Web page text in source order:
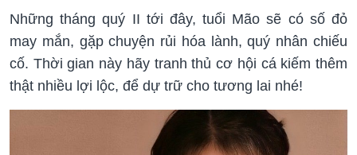
Những tháng quý II tới đây, tuổi Mão sẽ có số đỏ
may mắn, gặp chuyện rủi hóa lành, quý nhân chiếu
cố. Thời gian này hãy tranh thủ cơ hội cá kiếm thêm
thật nhiều lợi lộc, để dự trữ cho tương lai nhé!